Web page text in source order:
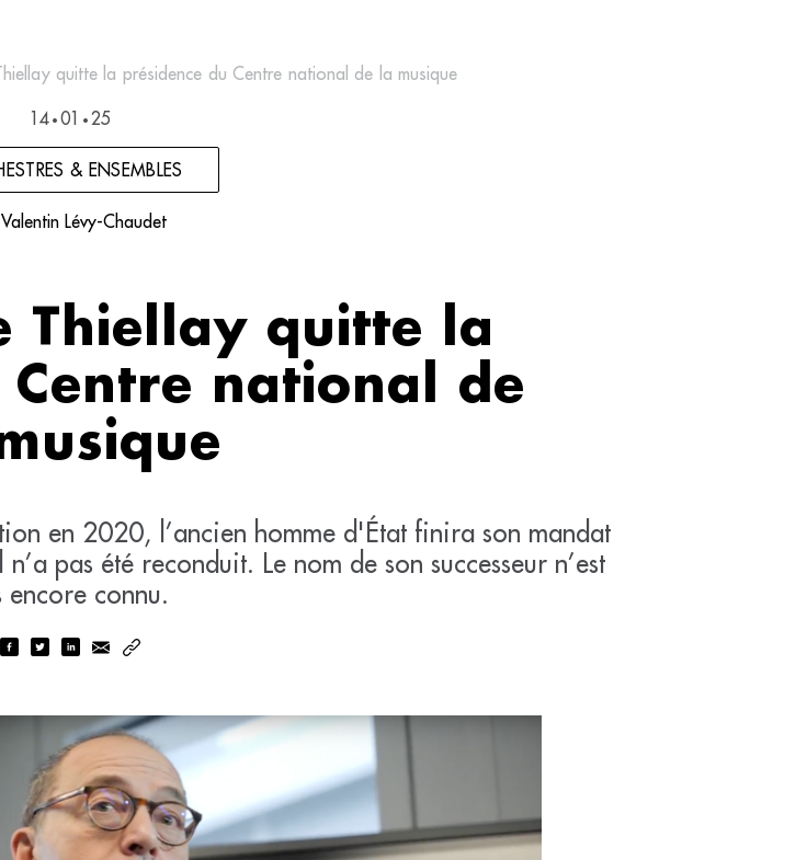
quitte la présidence du Centre national de la musique
14 • 01 • 25
& ENSEMBLES
Valentin Lévy-Chaudet
Thiellay quitte la
Centre national de
en 2020, l’ancien homme d'État finira son mandat
pas été reconduit. Le nom de son successeur n’est
encore connu.